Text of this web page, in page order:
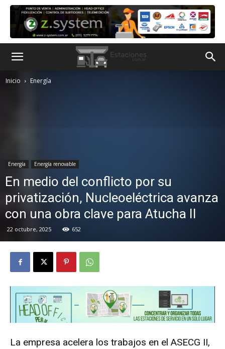
Inicio Energía
Energía Energía renovable
En medio del conflicto por su
privatización, Nucleoeléctrica avanza
con una obra clave para Atucha II
22 octubre, 2025 652
La empresa acelera los trabajos en el ASECG II,